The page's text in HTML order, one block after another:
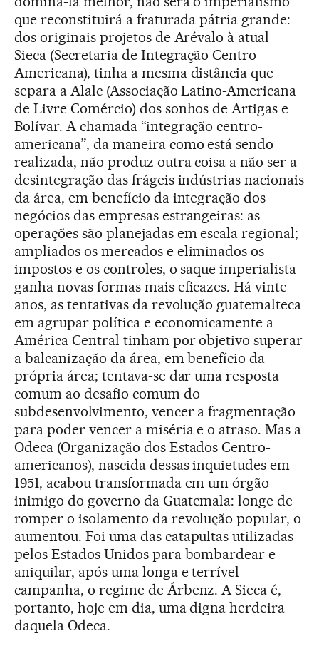
que reconstituirá a fraturada pátria grande:
dos originais projetos de Arévalo à atual
Sieca (Secretaria de Integração Centro-
Americana), tinha a mesma distância que
separa a Alalc (Associação Latino-Americana
de Livre Comércio) dos sonhos de Artigas e
Bolívar. A chamada “integração centro-
americana”, da maneira como está sendo
realizada, não produz outra coisa a não ser a
desintegração das frágeis indústrias nacionais
da área, em benefício da integração dos
negócios das empresas estrangeiras: as
operações são planejadas em escala regional;
ampliados os mercados e eliminados os
impostos e os controles, o saque imperialista
ganha novas formas mais eficazes. Há vinte
anos, as tentativas da revolução guatemalteca
em agrupar política e economicamente a
América Central tinham por objetivo superar
a balcanização da área, em benefício da
própria área; tentava-se dar uma resposta
comum ao desafio comum do
subdesenvolvimento, vencer a fragmentação
para poder vencer a miséria e o atraso. Mas a
Odeca (Organização dos Estados Centro-
americanos), nascida dessas inquietudes em
1951, acabou transformada em um órgão
inimigo do governo da Guatemala: longe de
romper o isolamento da revolução popular, o
aumentou. Foi uma das catapultas utilizadas
pelos Estados Unidos para bombardear e
aniquilar, após uma longa e terrível
campanha, o regime de Árbenz. A Sieca é,
portanto, hoje em dia, uma digna herdeira
daquela Odeca.